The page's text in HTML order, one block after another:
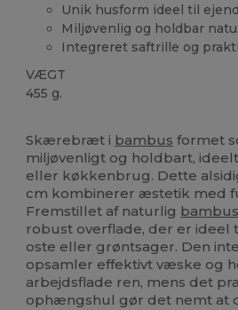
Unik husform ideel til
Miljøvenlig og holdbar
Integreret saftrille og
VÆGT
455 g.
Skærebræt i bambus formet
miljøvenligt og holdbart,
eller køkkenbrug. Dette
cm kombinerer æstetik med
Fremstillet af naturlig bambus
robust overflade, der er ideel
oste eller grøntsager. Den
opsamler effektivt væske og
arbejdsflade ren, mens det
ophængshul gør det nemt at